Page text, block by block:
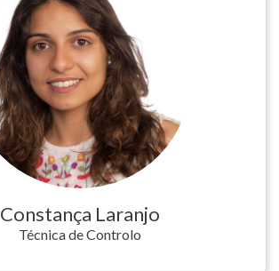
Constança Laranjo
Técnica de Controlo